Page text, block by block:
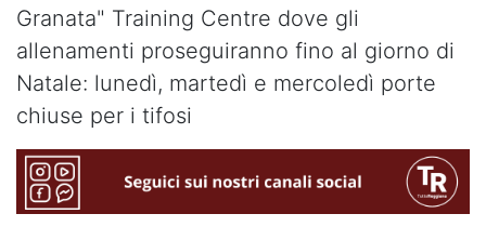
Granata" Training Centre dove gli
allenamenti proseguiranno fino al giorno di
Natale: lunedì, martedì e mercoledì porte
chiuse per i tifosi